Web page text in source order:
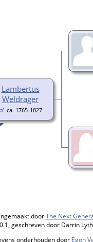
Lambertus
Weldrager
ca. 1765-1827
doorThe Next
geschreven door Darrin
onderhouden door Egon